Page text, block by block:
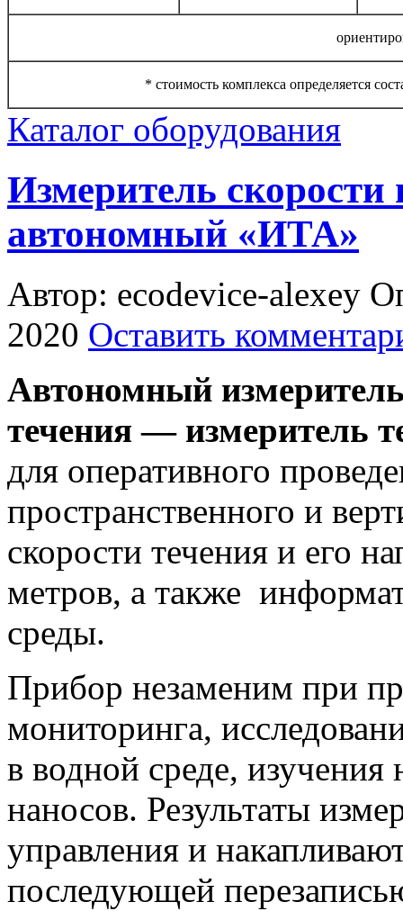
* стоимость комплекса определяется
Каталог оборудования
Измеритель
автономный «ИТА»
Автор: ecodevice-alexey
2020 Оставить
Автономный
течения — измеритель
для оперативного
пространственного и
скорости течения и его
метров, а также
среды.
Прибор незаменим при
мониторинга,
в водной среде, изучения
наносов. Результаты
управления и
последующей